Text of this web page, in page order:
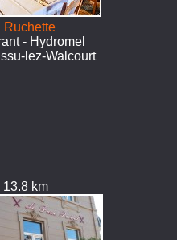
Ruchette
- Hydromel
lez-Walcourt
13.8 km